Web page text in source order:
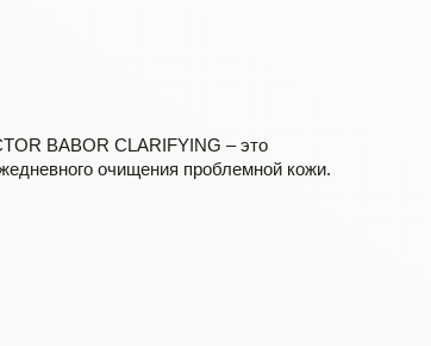
BABOR CLARIFYING – это
очищения проблемной кожи.